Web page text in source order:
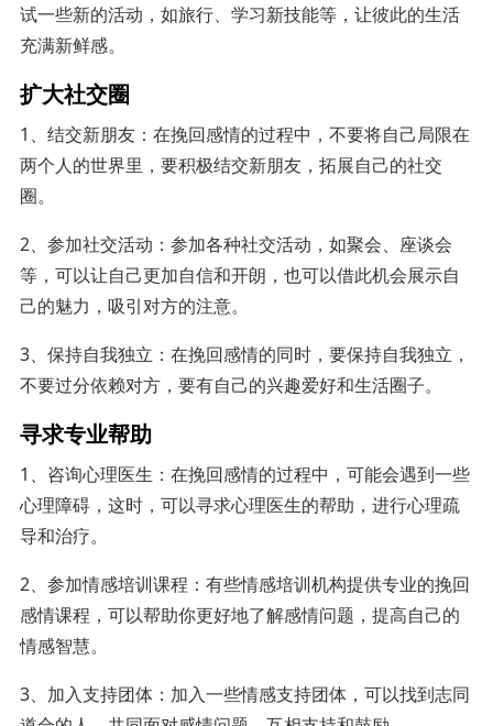
试一些新的活动，如旅行、学习新技能等，让彼此的生活
充满新鲜感。
扩大社交圈
1、结交新朋友：在挽回感情的过程中，不要将自己局限在
两个人的世界里，要积极结交新朋友，拓展自己的社交
圈。
2、参加社交活动：参加各种社交活动，如聚会、座谈会
等，可以让自己更加自信和开朗，也可以借此机会展示自
己的魅力，吸引对方的注意。
3、保持自我独立：在挽回感情的同时，要保持自我独立，
不要过分依赖对方，要有自己的兴趣爱好和生活圈子。
寻求专业帮助
1、咨询心理医生：在挽回感情的过程中，可能会遇到一些
心理障碍，这时，可以寻求心理医生的帮助，进行心理疏
导和治疗。
2、参加情感培训课程：有些情感培训机构提供专业的挽回
感情课程，可以帮助你更好地了解感情问题，提高自己的
情感智慧。
3、加入支持团体：加入一些情感支持团体，可以找到志同